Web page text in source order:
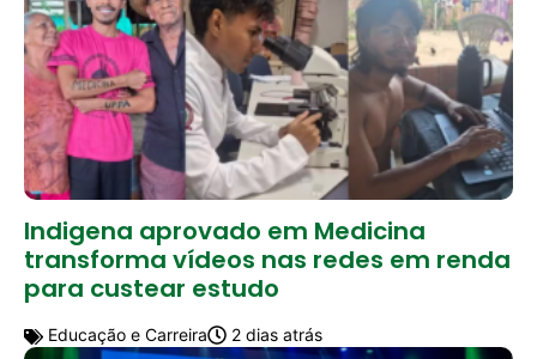
Indigena aprovado em Medicina
transforma vídeos nas redes em renda
para custear estudo
Educação e Carreira 2 dias atrás